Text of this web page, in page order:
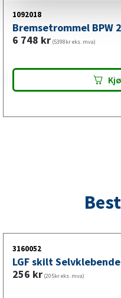
1092018
Bremsetrommel BPW
6 748 kr (5398kr eks. mva)
3160052
LGF skilt Selvklebende
256 kr (205kr eks. mva)